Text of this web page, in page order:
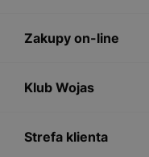
Zakupy on-line
Klub Wojas
Strefa klienta